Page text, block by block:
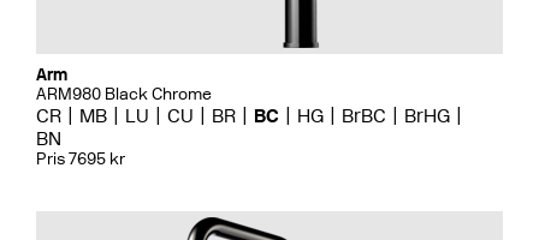
Arm
ARM980 Black Chrome
CR MB LU CU BR BC HG BrBC
BrHG
BN
Pris 7695 kr